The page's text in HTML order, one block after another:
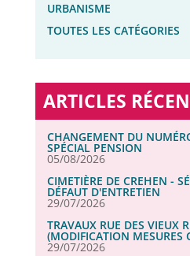
URBANISME
TOUTES LES CATÉGORIES
ARTICLES
CHANGEMENT DU
SPÉCIAL PENSION
05/08/2026
CIMETIÈRE DE CREHEN -
DÉFAUT D'ENTRETIEN
29/07/2026
TRAVAUX RUE DES VIEUX
(MODIFICATION MESURES
29/07/2026